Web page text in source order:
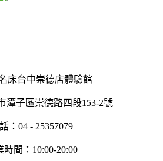
床台中崇德店體驗館
潭子區崇德路四段153-2號
：04 - 25357079
時間：10:00-20:00